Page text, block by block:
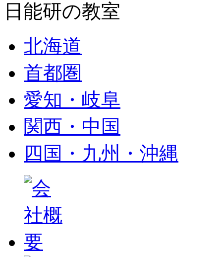
日能研の教室
北海道
首都圏
愛知・岐阜
関西・中国
四国・九州・沖縄